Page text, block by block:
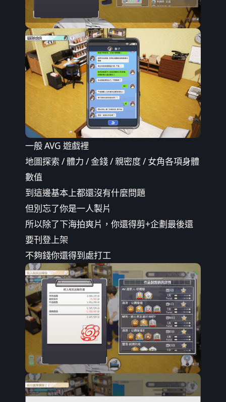
一般 AVG 遊戲裡
地圖探索 / 體力 / 金錢 / 親密度 / 女角各項身體
數值
到這邊基本上都還沒有什麼問題
但別忘了你是一人製片
所以除了下海拍爽片，你還得剪+企劃最後還
要刊登上架
不夠錢你還得到處打工